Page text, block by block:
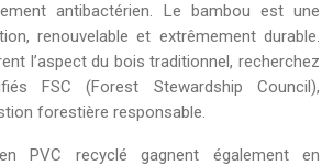
antibactérien. Le bambou est une
renouvelable et extrêmement durable.
l’aspect du bois traditionnel, recherchez
FSC (Forest Stewardship Council),
forestière responsable.
PVC recyclé gagnent également en